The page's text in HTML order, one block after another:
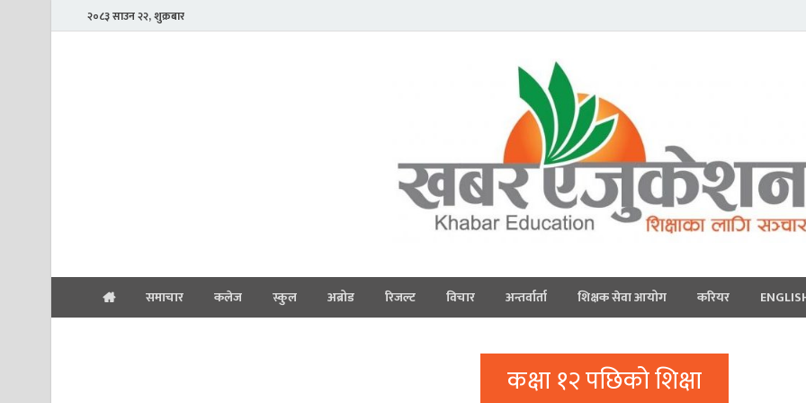
२०८३ साउन २२, शुक्रबार
समाचार कलेज स्कुल अब्रोड रिजल्ट विचार अन्तर्वार्ता शिक्षक सेवा आयोग करियर
कक्षा १२ पछिको शिक्षा